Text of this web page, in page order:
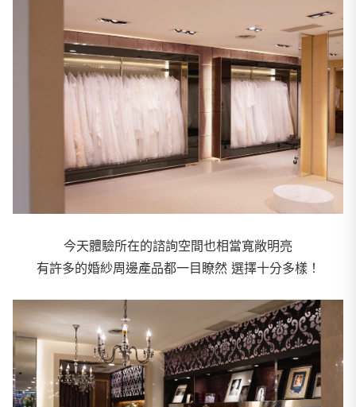
今天體驗所在的諮詢空間也相當寬敞明亮
有許多的婚紗周邊產品都一目瞭然 選擇十分多樣！